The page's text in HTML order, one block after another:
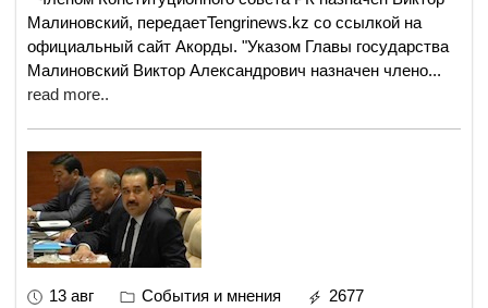
Малиновский, передаетTengrinews.kz со ссылкой на
официальный сайт Акорды. "Указом Главы государства
Малиновский Виктор Александрович назначен члено...
read more..
13 авг События и мнения
2677